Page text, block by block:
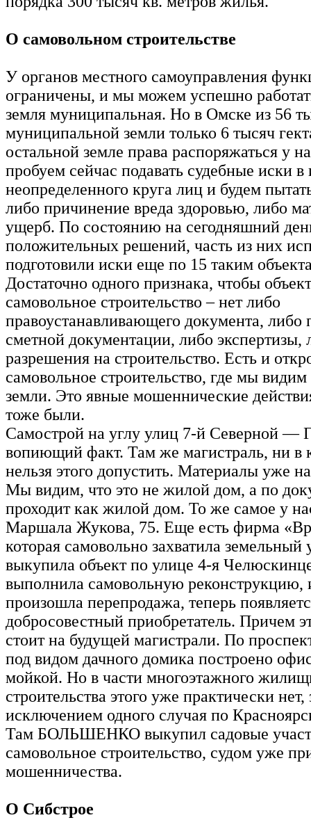
О самовольном строительстве
У органов местного самоуправления
ограничены, и мы можем успешно
земля муниципальная. Но в Омске из 56
муниципальной земли только 6 тысяч
остальной земле права распоряжаться у
пробуем сейчас подавать судебные иски в
неопределенного круга лиц и будем
либо причинение вреда здоровью, либо
ущерб. По состоянию на сегодняшний
положительных решений, часть из них
подготовили иски еще по 15 таким
Достаточно одного признака, чтобы
самовольное строительство – нет либо
правоустанавливающего документа, либо
сметной документации, либо экспертизы,
разрешения на строительство. Есть и
самовольное строительство, где мы видим
земли. Это явные мошеннические
тоже были.
Самострой на углу улиц 7-й Северной —
вопиющий факт. Там же магистраль, ни в
нельзя этого допустить. Материалы уже
Мы видим, что это не жилой дом, а по
проходит как жилой дом. То же самое у
Маршала Жукова, 75. Еще есть фирма
которая самовольно захватила земельный
выкупила объект по улице 4-я
выполнила самовольную реконструкцию,
произошла перепродажа, теперь
добросовестный приобретатель. Причем
стоит на будущей магистрали. По
под видом дачного домика построено
мойкой. Но в части многоэтажного
строительства этого уже практически нет,
исключением одного случая по
Там БОЛЬШЕНКО выкупил садовые
самовольное строительство, судом уже
мошенничества.
О Сибстрое